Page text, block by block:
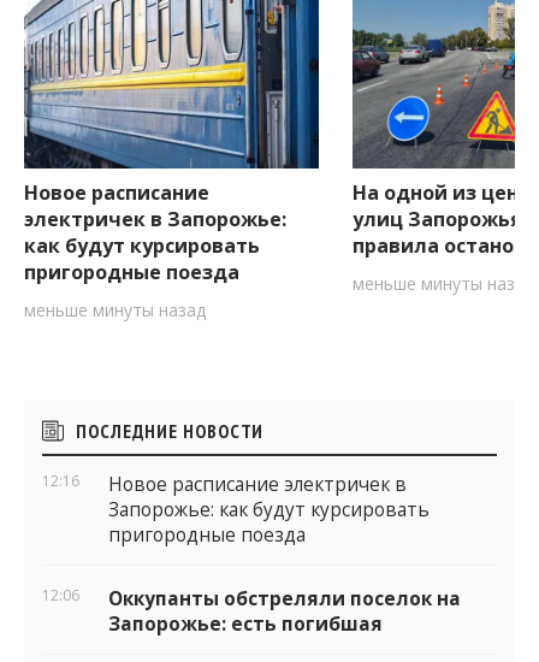
Новое расписание
электричек в Запорожье:
как будут курсировать
пригородные поезда
меньше минуты назад
На одной из
улиц Запорожья
правила
меньше минуты назад
Боковые
виджеты
ПОСЛЕДНИЕ НОВОСТИ
12:16
Новое расписание электричек в
Запорожье: как будут курсировать
пригородные поезда
12:06
Оккупанты обстреляли поселок на
Запорожье: есть погибшая